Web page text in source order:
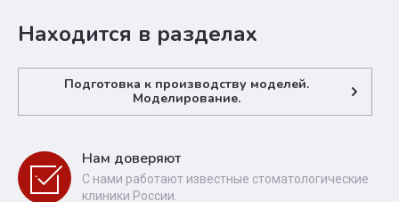
Находится в разделах
Подготовка к производству моделей.
Моделирование.
Нам доверяют
С нами работают известные стоматологические
клиники России.